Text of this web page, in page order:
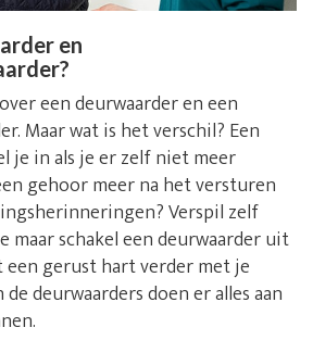
en
een deurwaarder en een
Maar wat is het verschil? Een
je in als je er zelf niet meer
gehoor meer na het versturen
Verspil zelf
maar schakel een deurwaarder uit
een gerust hart verder met je
deurwaarders doen er alles aan